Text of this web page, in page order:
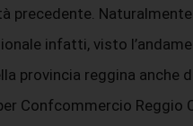
precedente.
infatti, visto
provincia reggina anche
Confcommercio Reggio